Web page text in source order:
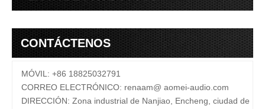
CONTÁCTENOS
MÓVIL: +86 18825032791
CORREO ELECTRÓNICO: renaam@ aomei-audio.com
DIRECCIÓN: Zona industrial de Nanjiao, Encheng, ciudad de